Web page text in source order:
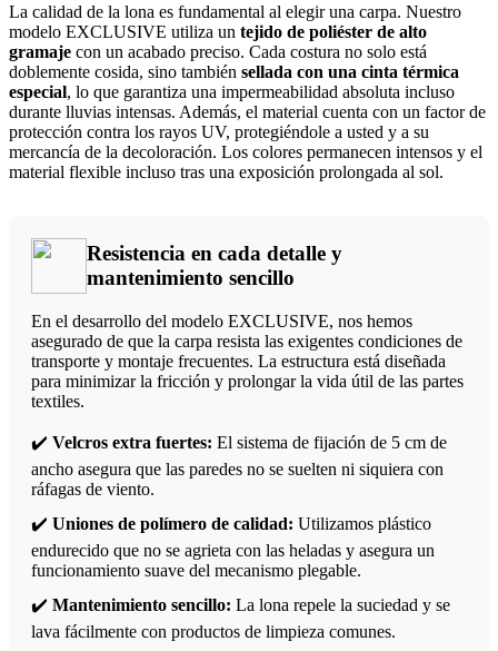
La calidad de la lona es fundamental al elegir una carpa. Nuestro
modelo EXCLUSIVE utiliza un tejido de poliéster de alto
gramaje con un acabado preciso. Cada costura no solo está
doblemente cosida, sino también sellada con una cinta térmica
especial, lo que garantiza una impermeabilidad absoluta incluso
durante lluvias intensas. Además, el material cuenta con un factor de
protección contra los rayos UV, protegiéndole a usted y a su
mercancía de la decoloración. Los colores permanecen intensos y el
material flexible incluso tras una exposición prolongada al sol.
Resistencia en cada detalle y
mantenimiento sencillo
En el desarrollo del modelo EXCLUSIVE, nos hemos
asegurado de que la carpa resista las exigentes condiciones de
transporte y montaje frecuentes. La estructura está diseñada
para minimizar la fricción y prolongar la vida útil de las partes
textiles.
✔️ Velcros extra fuertes: El sistema de fijación de 5 cm de
ancho asegura que las paredes no se suelten ni siquiera con
ráfagas de viento.
✔️ Uniones de polímero de calidad: Utilizamos plástico
endurecido que no se agrieta con las heladas y asegura un
funcionamiento suave del mecanismo plegable.
✔️ Mantenimiento sencillo: La lona repele la suciedad y se
lava fácilmente con productos de limpieza comunes.